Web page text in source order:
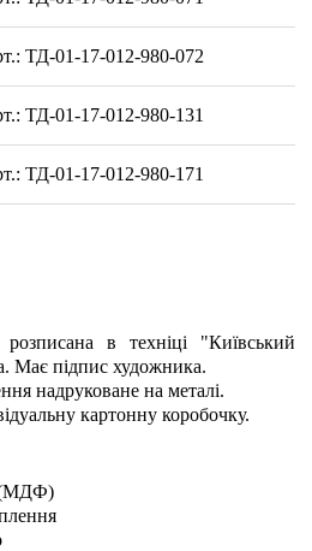
ТД-01-17-012-980-072
ТД-01-17-012-980-131
ТД-01-17-012-980-171
в техніці "Київський
Має підпис художника.
надруковане на металі.
картонну коробочку.
(МДФ)